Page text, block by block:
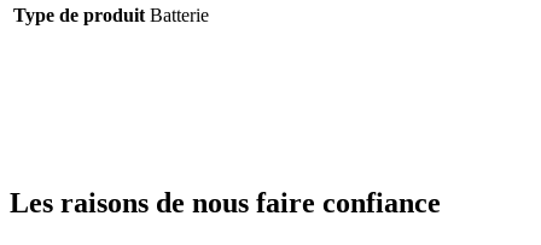
Type de produit Batterie
Les raisons de nous faire confiance